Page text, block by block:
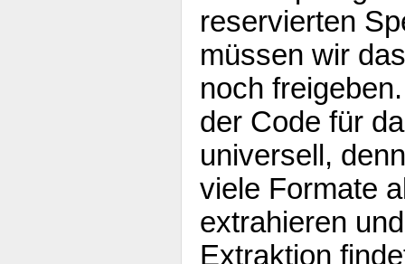
reservierten
müssen wir
noch
der Code für
universell,
viele Formate
extrahieren
Extraktion